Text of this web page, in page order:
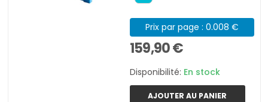
Prix par page : 0.008 €
159,90 €
Disponibilité: En stock
AJOUTER AU PANIER